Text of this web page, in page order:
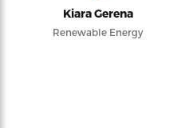
Kiara Gerena
Renewable Energy